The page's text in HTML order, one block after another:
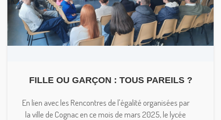
FILLE OU GARÇON : TOUS PAREILS ?
En lien avec les Rencontres de l'égalité organisées par
la ville de Cognac en ce mois de mars 2025, le lycée